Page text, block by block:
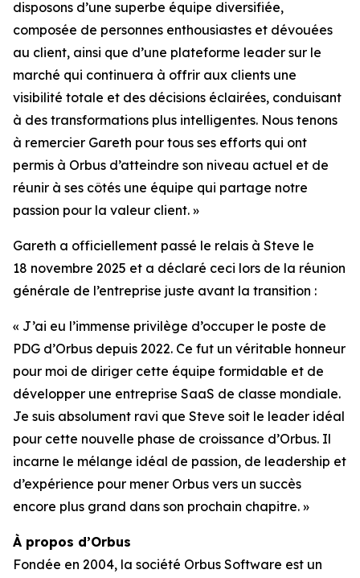
disposons d’une superbe équipe diversifiée,
composée de personnes enthousiastes et dévouées
au client, ainsi que d’une plateforme leader sur le
marché qui continuera à offrir aux clients une
visibilité totale et des décisions éclairées, conduisant
à des transformations plus intelligentes. Nous tenons
à remercier Gareth pour tous ses efforts qui ont
permis à Orbus d’atteindre son niveau actuel et de
réunir à ses côtés une équipe qui partage notre
passion pour la valeur client. »
Gareth a officiellement passé le relais à Steve le
18 novembre 2025 et a déclaré ceci lors de la réunion
générale de l’entreprise juste avant la transition :
« J’ai eu l’immense privilège d’occuper le poste de
PDG d’Orbus depuis 2022. Ce fut un véritable honneur
pour moi de diriger cette équipe formidable et de
développer une entreprise SaaS de classe mondiale.
Je suis absolument ravi que Steve soit le leader idéal
pour cette nouvelle phase de croissance d’Orbus. Il
incarne le mélange idéal de passion, de leadership et
d’expérience pour mener Orbus vers un succès
encore plus grand dans son prochain chapitre. »
À propos d’Orbus
Fondée en 2004, la société Orbus Software est un